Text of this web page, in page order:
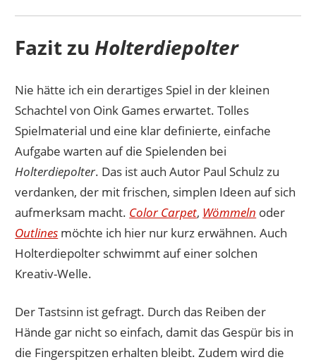
Fazit zuHolterdiepolter
Nie hätte ich ein derartiges Spiel in der kleinen
Schachtel von Oink Games erwartet. Tolles
Spielmaterial und eine klar definierte, einfache
Aufgabe warten auf die Spielenden bei
Holterdiepolter. Das ist auch Autor Paul Schulz zu
verdanken, der mit frischen, simplen Ideen auf sich
aufmerksam macht. Color Carpet, Wömmeln oder
Outlines möchte ich hier nur kurz erwähnen. Auch
Holterdiepolter schwimmt auf einer solchen
Kreativ-Welle.
Der Tastsinn ist gefragt. Durch das Reiben der
Hände gar nicht so einfach, damit das Gespür bis in
die Fingerspitzen erhalten bleibt. Zudem wird die